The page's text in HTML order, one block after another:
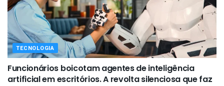
TECNOLOGIA
Funcionários boicotam agentes de inteligência
artificial em escritórios. A revolta silenciosa que faz